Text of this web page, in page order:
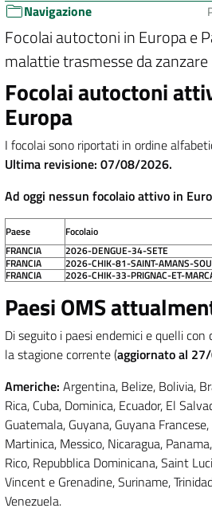
Navigazione
Focolai autoctoni in Europa e
malattie trasmesse da zanzare
Focolai autoctoni
Europa
I focolai sono riportati in ordine
Ultima revisione: 07/08/2026.
Ad oggi nessun focolaio attivo in
Paese Focolaio
FRANCIA
2026-DENGUE-34-SETE
FRANCIA
2026-CHIK-81-SAINT-AMANS-
FRANCIA 2026-CHIK-33-PRIGNAC-ET-
Paesi OMS
Di seguito i paesi endemici e quelli
la stagione corrente (aggiornato al
Americhe: Argentina, Belize, Bolivia,
Rica, Cuba, Dominica, Ecuador, El
Guatemala, Guyana, Guyana
Martinica, Messico, Nicaragua,
Rico, Repubblica Dominicana, Saint
Vincent e Grenadine, Suriname,
Venezuela.